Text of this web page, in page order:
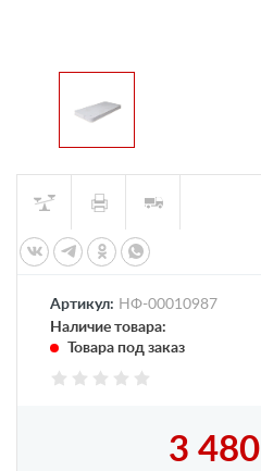
Артикул: НФ-00010987
Наличие товара:
Товара под заказ
3 480